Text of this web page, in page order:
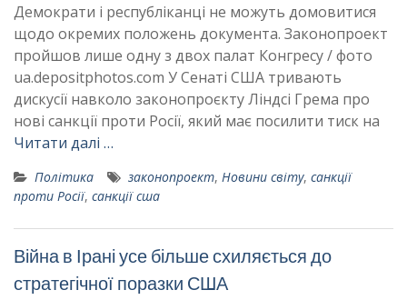
Демократи і республіканці не можуть домовитися
щодо окремих положень документа. Законопроект
пройшов лише одну з двох палат Конгресу / фото
ua.depositphotos.com У Сенаті США тривають
дискусії навколо законопроєкту Ліндсі Грема про
нові санкції проти Росії, який має посилити тиск на
Читати далі …
Політика законопроект, Новини світу, санкції
проти Росії, санкції сша
Війна в Ірані усе більше схиляється до
стратегічної поразки США